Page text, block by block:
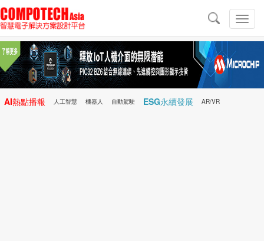
切
換
導
導
航
AI熱點播報 人工智慧 機器人 自動駕駛 ESG永續發展 AR/VR